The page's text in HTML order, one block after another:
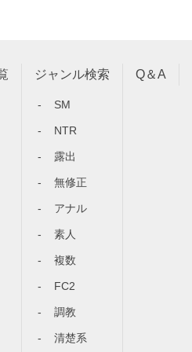
ジャンル検索
SM
NTR
露出
無修正
アナル
素人
複数
FC2
調教
清楚系
Q＆A